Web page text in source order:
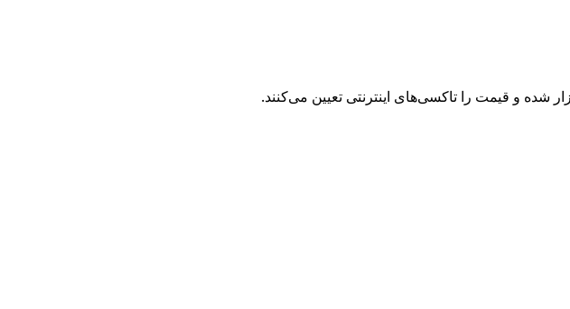
شده و قیمت‌ را تاکسی‌های اینترنتی تعیین می‌کنند.